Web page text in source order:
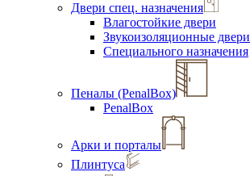
Двери спец. назначения
Влагостойкие двери
Звукоизоляционные двери
Специального назначения
Пеналы (PenalBox)
PenalBox
Арки и порталы
Плинтуса